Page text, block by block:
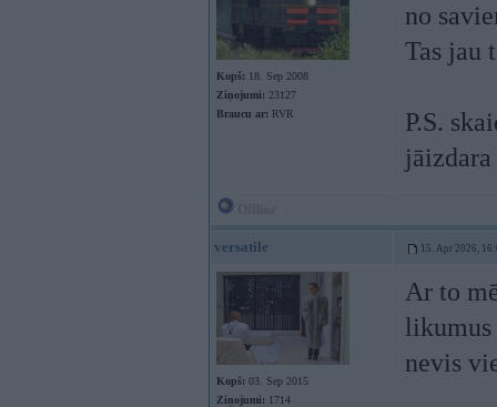
Kopš: 18. Sep 2008
Ziņojumi: 23127
Braucu ar: RVR
no
Tas jau
P.S.
versatile 15. Apr 2026,
Kopš: 03. Sep 2015
Ziņojumi: 1714
Ar to
likumus
nevis